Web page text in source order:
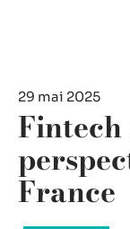
29 mai 2025
Fintech
France